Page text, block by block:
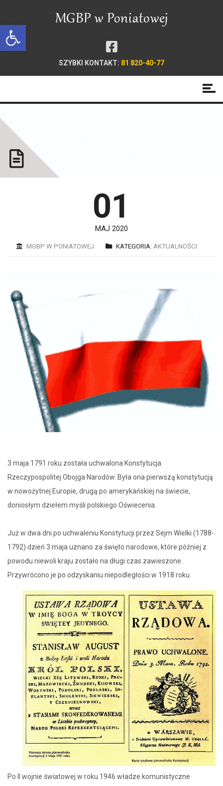
Open toolbar
SZYBKI KONTAKT: 81 820-40-77
Święto Konstytucji 3
01
MAJ 2020
MGBP W PONIATOWEJ KATEGORIA: AKTUALNOŚCI
3 maja 1791 roku została uchwalona Konstytucja
Rzeczypospolitej Obojga Narodów. Była ona pierwszą konstytucją
w nowożytnej Europie, drugą po amerykańskiej na świecie,
doniosłym dziełem myśli polskiego Oświecenia.
Już w dwa dni po uchwaleniu Konstytucji przez Sejm Wielki (1788-
1792) dzień 3 maja uznano za święto narodowe, które później z
powodu niewoli kraju zostało na długi czas zawieszone.
Przywrócono je po odzyskaniu niepodległości w 1918 roku.
Po II wojnie światowej w roku 1946 władze komunistyczne